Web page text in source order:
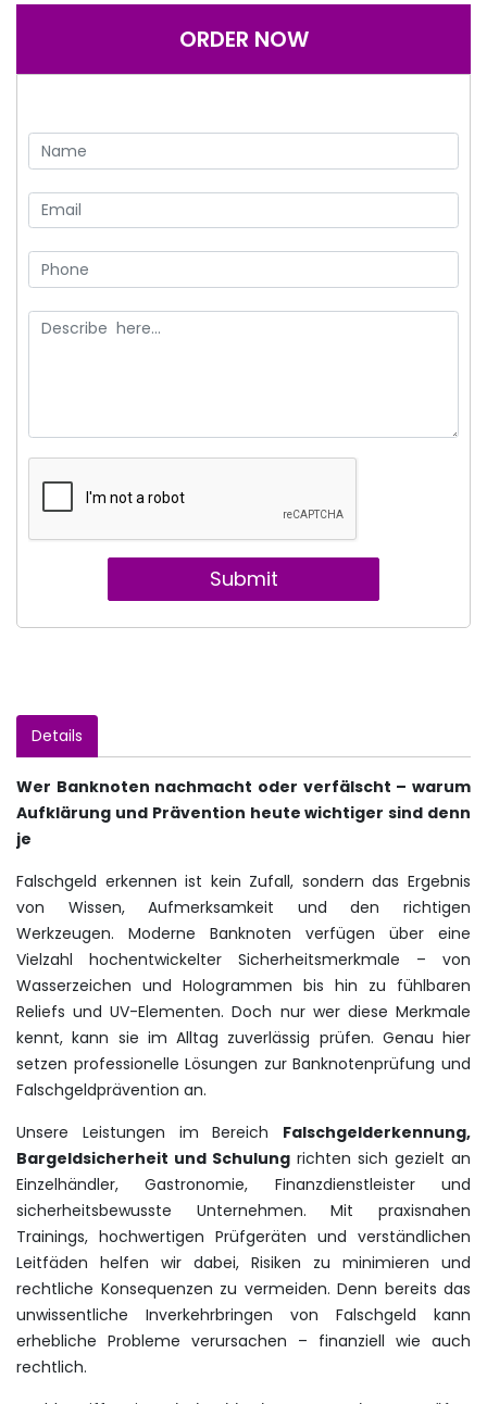
ORDER NOW
Submit
Details
Wer Banknoten nachmacht oder verfälscht – warum
Aufklärung und Prävention heute wichtiger sind denn
je
Falschgeld erkennen ist kein Zufall, sondern das Ergebnis
von Wissen, Aufmerksamkeit und den richtigen
Werkzeugen. Moderne Banknoten verfügen über eine
Vielzahl hochentwickelter Sicherheitsmerkmale – von
Wasserzeichen und Hologrammen bis hin zu fühlbaren
Reliefs und UV-Elementen. Doch nur wer diese Merkmale
kennt, kann sie im Alltag zuverlässig prüfen. Genau hier
setzen professionelle Lösungen zur Banknotenprüfung und
Falschgeldprävention an.
Unsere Leistungen im Bereich Falschgelderkennung,
Bargeldsicherheit und Schulung richten sich gezielt an
Einzelhändler, Gastronomie, Finanzdienstleister und
sicherheitsbewusste Unternehmen. Mit praxisnahen
Trainings, hochwertigen Prüfgeräten und verständlichen
Leitfäden helfen wir dabei, Risiken zu minimieren und
rechtliche Konsequenzen zu vermeiden. Denn bereits das
unwissentliche Inverkehrbringen von Falschgeld kann
erhebliche Probleme verursachen – finanziell wie auch
rechtlich.